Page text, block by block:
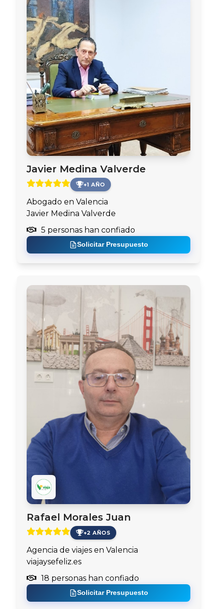
Javier Medina Valverde
+1 AÑO
Abogado en Valencia
Javier Medina Valverde
5 personas han confiado
Solicitar Presupuesto
Rafael Morales Juan
+2 AÑOS
Agencia de viajes en Valencia
viajaysefeliz.es
18 personas han confiado
Solicitar Presupuesto